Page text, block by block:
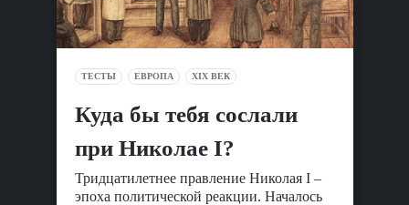
ТЕСТЫ ЕВРОПА XIX ВЕК
Куда бы тебя сослали
при Николае I?
Тридцатилетнее правление Николая I –
эпоха политической реакции. Началось